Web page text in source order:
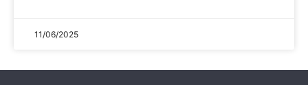
11/06/2025